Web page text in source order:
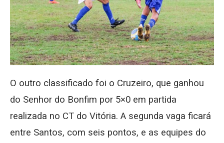
O outro classificado foi o Cruzeiro, que ganhou
do Senhor do Bonfim por 5×0 em partida
realizada no CT do Vitória. A segunda vaga ficará
entre Santos, com seis pontos, e as equipes do